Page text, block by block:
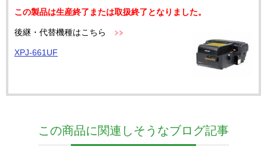
この製品は生産終了または取扱終了となりました。
後継・代替機種はこちら
XPJ-661UF
この商品に関連しそうなブログ記事